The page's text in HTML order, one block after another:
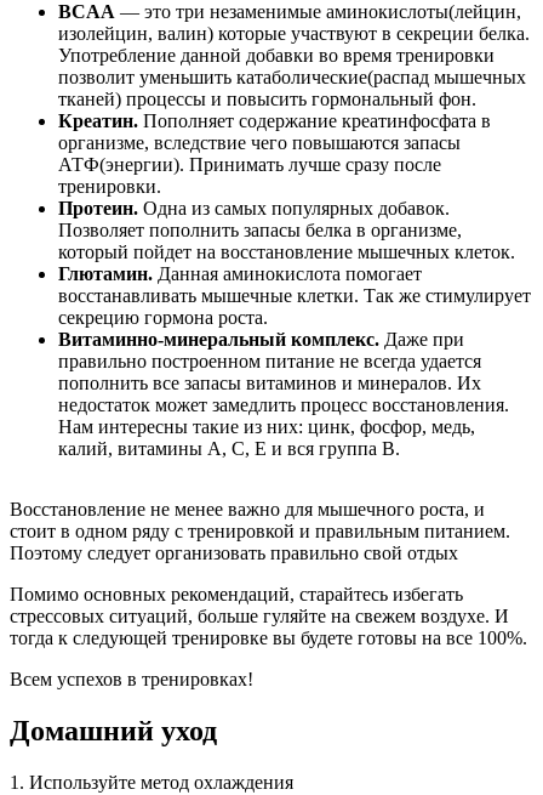
BCAA — это три незаменимые аминокислоты(лейцин,
изолейцин, валин) которые участвуют в секреции белка.
Употребление данной добавки во время тренировки
позволит уменьшить катаболические(распад мышечных
тканей) процессы и повысить гормональный фон.
Креатин. Пополняет содержание креатинфосфата в
организме, вследствие чего повышаются запасы
АТФ(энергии). Принимать лучше сразу после
тренировки.
Протеин. Одна из самых популярных добавок.
Позволяет пополнить запасы белка в организме,
который пойдет на восстановление мышечных клеток.
Глютамин. Данная аминокислота помогает
восстанавливать мышечные клетки. Так же стимулирует
секрецию гормона роста.
Витаминно-минеральный комплекс. Даже при
правильно построенном питание не всегда удается
пополнить все запасы витаминов и минералов. Их
недостаток может замедлить процесс восстановления.
Нам интересны такие из них: цинк, фосфор, медь,
калий, витамины А, С, Е и вся группа В.
Восстановление не менее важно для мышечного роста, и
стоит в одном ряду с тренировкой и правильным питанием.
Поэтому следует организовать правильно свой отдых
Помимо основных рекомендаций, старайтесь избегать
стрессовых ситуаций, больше гуляйте на свежем воздухе. И
тогда к следующей тренировке вы будете готовы на все 100%.
Всем успехов в тренировках!
Домашний уход
1. Используйте метод охлаждения